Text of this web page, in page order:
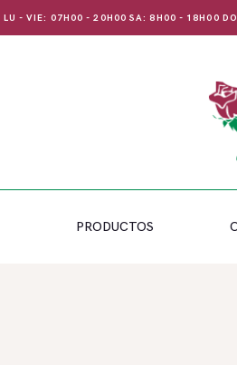
LU - VIE: 07H00 - 20H00 SA: 8H00 - 18H00
PRODUCTOS